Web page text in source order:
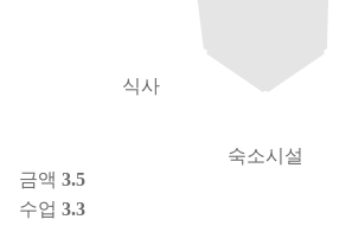
숙소시설
식사
금액 3.5
수업 3.3